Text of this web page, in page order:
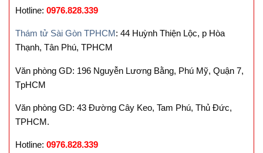
Hotline: 0976.828.339
Thám tử Sài Gòn TPHCM: 44 Huỳnh Thiện Lộc, p Hòa
Thạnh, Tân Phú, TPHCM
Văn phòng GD: 196 Nguyễn Lương Bằng, Phú Mỹ, Quận 7,
TpHCM
Văn phòng GD: 43 Đường Cây Keo, Tam Phú, Thủ Đức,
TPHCM.
Hotline: 0976.828.339